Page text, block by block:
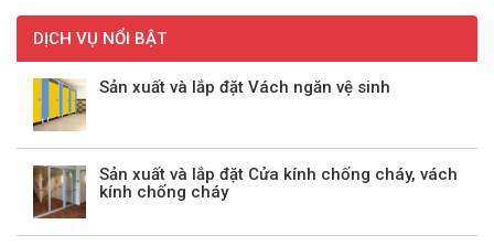
DỊCH VỤ NỔI BẬT
Sản xuất và lắp đặt Vách ngăn vệ sinh
Sản xuất và lắp đặt Cửa kính chống cháy, vách
kính chống cháy